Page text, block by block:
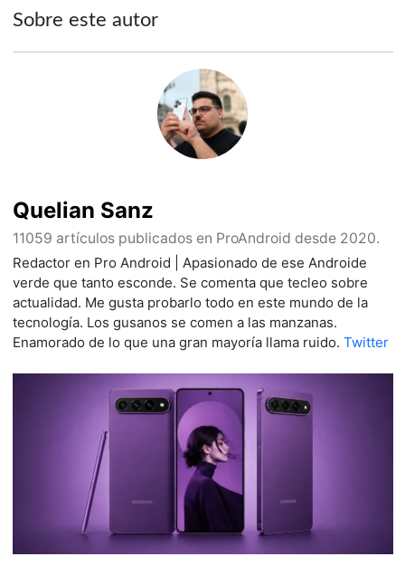
Sobre este autor
Quelian Sanz
11059 artículos publicados en ProAndroid desde 2020.
Redactor en Pro Android | Apasionado de ese Androide
verde que tanto esconde. Se comenta que tecleo sobre
actualidad. Me gusta probarlo todo en este mundo de la
tecnología. Los gusanos se comen a las manzanas.
Enamorado de lo que una gran mayoría llama ruido. Twitter